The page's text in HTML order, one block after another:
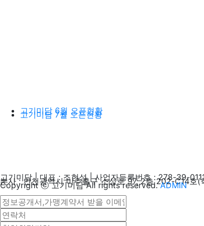
고기미담 6월 오픈현황
고기미담 7월 오픈현황
고기미담 | 대표 : 조현성 | 사업자등록번호 : 278-39-
본사 : 인천광역시 미추홀구 소성로 97, 2층 202-C14
Copyright ⓒ 고기미담 All rights reserved. ADMIN